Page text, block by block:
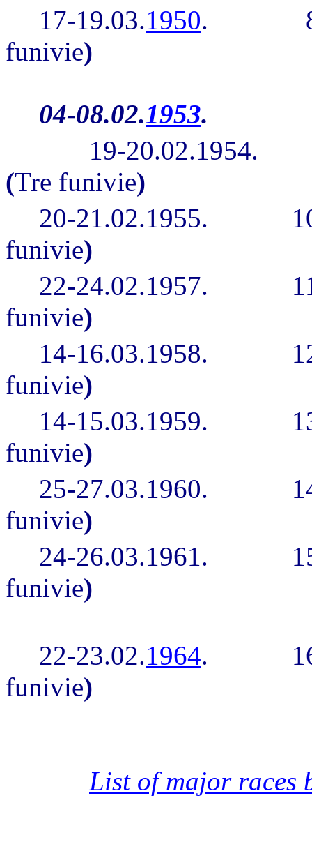
17-19.03.1950.
funivie)
04-08.02.1953. FIS
19-20.02.1954.
(Tre funivie)
20-21.02.1955.
funivie)
22-24.02.1957.
funivie)
14-16.03.1958.
funivie)
14-15.03.1959.
funivie)
25-27.03.1960.
funivie)
24-26.03.1961.
funivie)
22-23.02.1964.
funivie)
List of major races